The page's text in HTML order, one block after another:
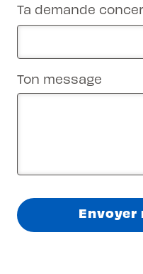
Ta demande
Ton message
Envoyer